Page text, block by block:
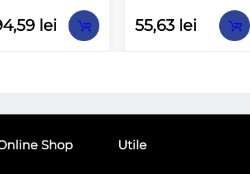
lei
la
55,63 lei
Shop Utile